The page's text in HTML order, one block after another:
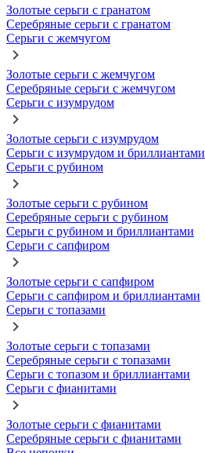
Золотые серьги с гранатом
Серебряные серьги с гранатом
Серьги с жемчугом
Золотые серьги с жемчугом
Серебряные серьги с жемчугом
Серьги с изумрудом
Золотые серьги с изумрудом
Серьги с изумрудом и бриллиантами
Серьги с рубином
Золотые серьги с рубином
Серебряные серьги с рубином
Серьги с рубином и бриллиантами
Серьги с сапфиром
Золотые серьги с сапфиром
Серьги с сапфиром и бриллиантами
Серьги с топазами
Золотые серьги с топазами
Серебряные серьги с топазами
Серьги с топазом и бриллиантами
Серьги с фианитами
Золотые серьги с фианитами
Серебряные серьги с фианитами